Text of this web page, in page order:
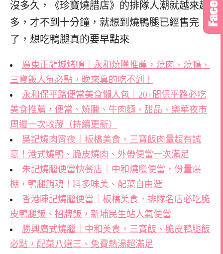
沒多久，《珍寶燒腊店》的排隊人潮就越來越
多， 才不到十分鐘，就想到燒鴨腿已經售完
了， 想吃鴨腿真的要早點來
廣東正龍城烤鴨｜永和燒臘推薦，燒肉、燒鴨、
三寶飯人氣必點，晚來真的吃不到！
永和保平路便當美食懶人包｜20+間保平路必吃
美食推薦，便當、燒臘、牛肉麵、甜品、樂華夜市
周邊一次收藏（持續更新）
吳記燒肉宵夜｜板橋美食，三寶飯肉量超有誠
意！港式燒鴨、脆皮燒肉、外帶便當一次滿足
朱記燒臘便當快餐店｜中和燒臘便當，份量爆
棚，鴨腿銷魂！料多味美、配菜自由選
香港陳記燒臘便當｜板橋美食，排隊名店必吃脆
皮鴨腿飯、招牌飯，新埔民生站人氣便當
勝興廣式燒臘｜中和美食，三寶飯、脆皮鴨腿飯
必點，配菜八選三、免費熱湯超滿足